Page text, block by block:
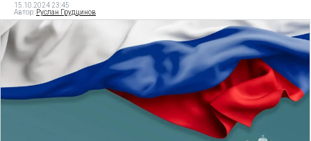
15.10.2024 23:45
Автор: Руслан Грудцинов